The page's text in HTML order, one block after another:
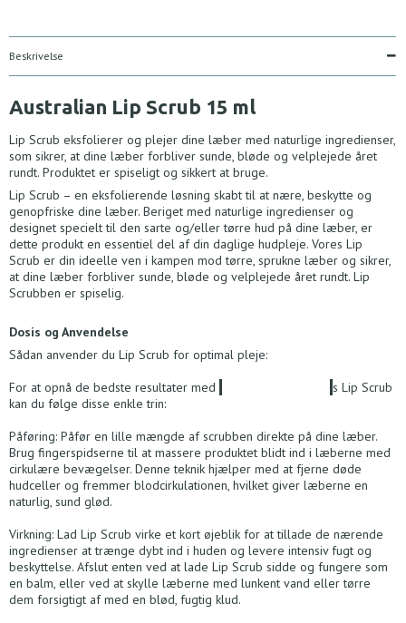
Beskrivelse
Australian Lip Scrub 15 ml
Lip Scrub eksfolierer og plejer dine læber med naturlige ingredienser,
som sikrer, at dine læber forbliver sunde, bløde og velplejede året
rundt. Produktet er spiseligt og sikkert at bruge.
Lip Scrub – en eksfolierende løsning skabt til at nære, beskytte og
genopfriske dine læber. Beriget med naturlige ingredienser og
designet specielt til den sarte og/eller tørre hud på dine læber, er
dette produkt en essentiel del af din daglige hudpleje. Vores Lip
Scrub er din ideelle ven i kampen mod tørre, sprukne læber og sikrer,
at dine læber forbliver sunde, bløde og velplejede året rundt. Lip
Scrubben er spiselig.
Dosis og Anvendelse
Sådan anvender du Lip Scrub for optimal pleje:
For at opnå de bedste resultater med
s Lip Scrub
kan du følge disse enkle trin:
Påføring: Påfør en lille mængde af scrubben direkte på dine læber.
Brug fingerspidserne til at massere produktet blidt ind i læberne med
cirkulære bevægelser. Denne teknik hjælper med at fjerne døde
hudceller og fremmer blodcirkulationen, hvilket giver læberne en
naturlig, sund glød.
Virkning: Lad Lip Scrub virke et kort øjeblik for at tillade de nærende
ingredienser at trænge dybt ind i huden og levere intensiv fugt og
beskyttelse. Afslut enten ved at lade Lip Scrub sidde og fungere som
en balm, eller ved at skylle læberne med lunkent vand eller tørre
dem forsigtigt af med en blød, fugtig klud.